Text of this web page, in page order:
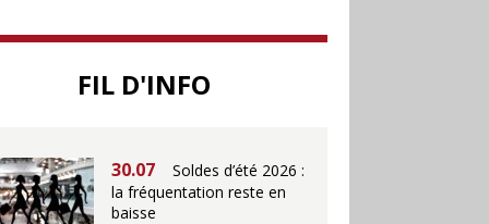
FIL D'INFO
magasin à La Défense
30.07
Soldes d’été 2026 :
la fréquentation reste en
baisse